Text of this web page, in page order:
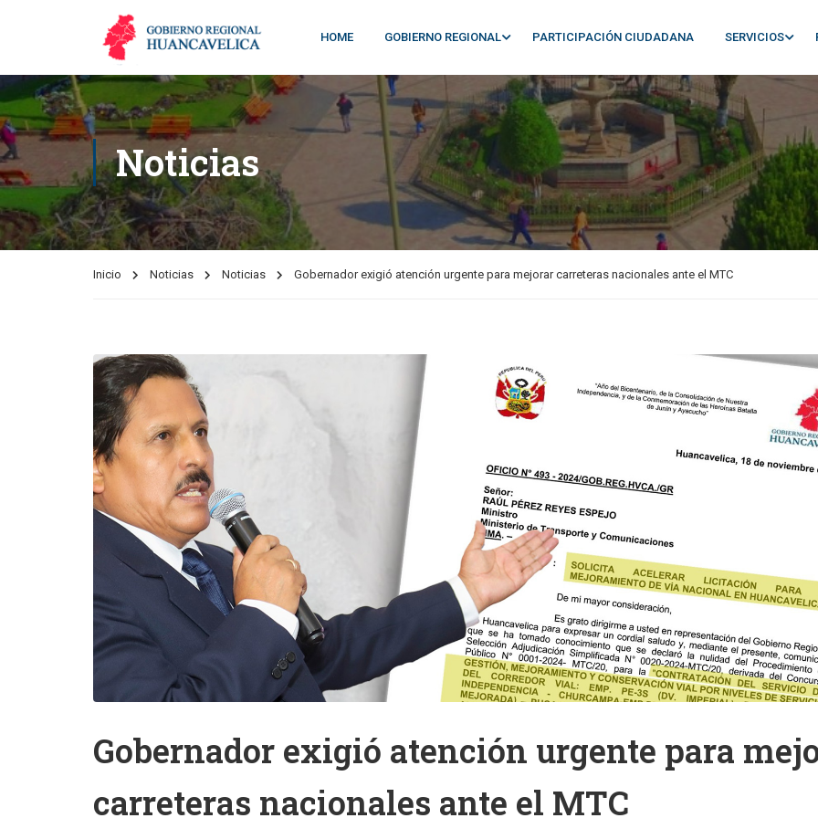
HOME GOBIERNO REGIONAL PARTICIPACIÓN CIUDADANA SERVICIOS
Noticias
Inicio Noticias Noticias Gobernador exigió atención urgente para mejorar carreteras nacionales ante el MTC
Gobernador exigió atención urgente para
carreteras nacionales ante el MTC